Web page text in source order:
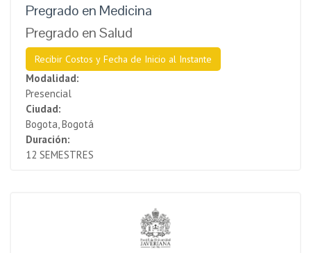
Pregrado en Medicina
Pregrado en Salud
Recibir Costos y Fecha de Inicio al Instante
Modalidad:
Presencial
Ciudad:
Bogota, Bogotá
Duración:
12 SEMESTRES